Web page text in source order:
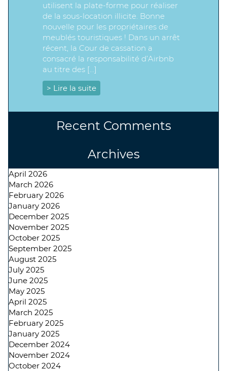
utilisent la plate-forme pour réaliser
de la sous-location illicite. Bonne
nouvelle pour les propriétaires de
meublés touristiques ! Dans un arrêt
récent, la Cour de cassation a
consacré la responsabilité d’Airbnb
au titre des […]
> Lire la suite
Recent Comments
Archives
April 2026
March 2026
February 2026
January 2026
December 2025
November 2025
October 2025
September 2025
August 2025
July 2025
June 2025
May 2025
April 2025
March 2025
February 2025
January 2025
December 2024
November 2024
October 2024